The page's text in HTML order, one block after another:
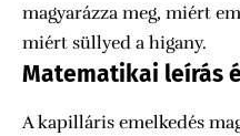
magyarázza meg, miért
miért süllyed a higany.
Matematikai leírás
A kapilláris emelkedés